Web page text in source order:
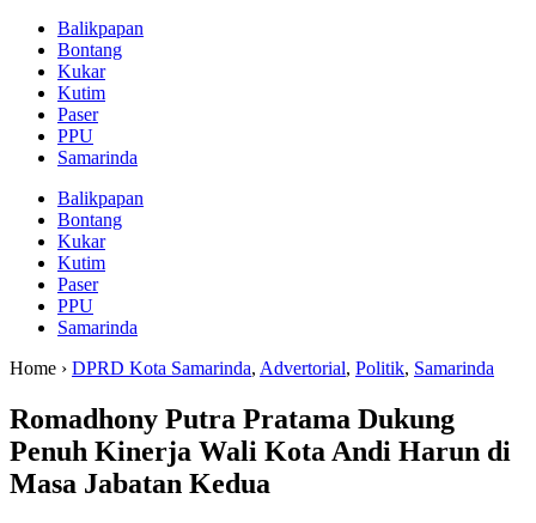
Balikpapan
Bontang
Kukar
Kutim
Paser
PPU
Samarinda
Balikpapan
Bontang
Kukar
Kutim
Paser
PPU
Samarinda
Home › DPRD Kota Samarinda, Advertorial, Politik, Samarinda
Romadhony Putra Pratama Dukung
Penuh Kinerja Wali Kota Andi Harun di
Masa Jabatan Kedua